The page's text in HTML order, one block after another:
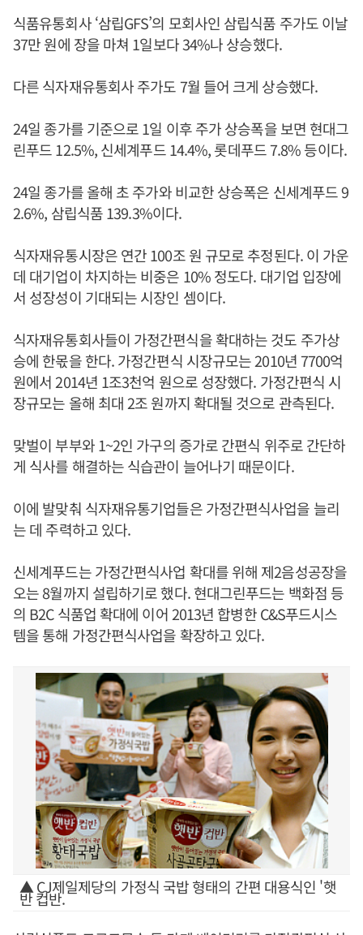
식품유통회사 ‘삼립GFS’의 모회사인 삼립식품 주가도 이날
37만 원에 장을 마쳐 1일보다 34%나 상승했다.
다른 식자재유통회사 주가도 7월 들어 크게 상승했다.
24일 종가를 기준으로 1일 이후 주가 상승폭을 보면 현대그
린푸드 12.5%, 신세계푸드 14.4%, 롯데푸드 7.8% 등이다.
24일 종가를 올해 초 주가와 비교한 상승폭은 신세계푸드 9
2.6%, 삼립식품 139.3%이다.
식자재유통시장은 연간 100조 원 규모로 추정된다. 이 가운
데 대기업이 차지하는 비중은 10% 정도다. 대기업 입장에
서 성장성이 기대되는 시장인 셈이다.
식자재유통회사들이 가정간편식을 확대하는 것도 주가상
승에 한몫을 한다. 가정간편식 시장규모는 2010년 7700억
원에서 2014년 1조3천억 원으로 성장했다. 가정간편식 시
장규모는 올해 최대 2조 원까지 확대될 것으로 관측된다.
맞벌이 부부와 1~2인 가구의 증가로 간편식 위주로 간단하
게 식사를 해결하는 식습관이 늘어나기 때문이다.
이에 발맞춰 식자재유통기업들은 가정간편식사업을 늘리
는 데 주력하고 있다.
신세계푸드는 가정간편식사업 확대를 위해 제2음성공장을
오는 8월까지 설립하기로 했다. 현대그린푸드는 백화점 등
의 B2C 식품업 확대에 이어 2013년 합병한 C&S푸드시스
템을 통해 가정간편식사업을 확장하고 있다.
▲ CJ제일제당의 가정식 국밥 형태의 간편 대용식인 '햇
반 컵반.